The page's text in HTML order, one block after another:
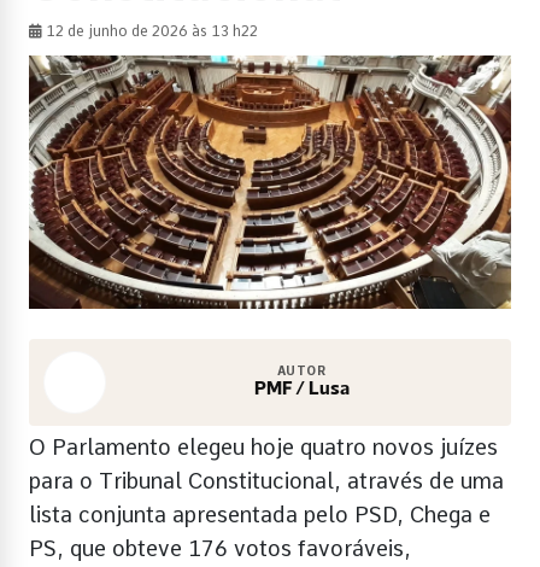
12 de junho de 2026 às 13 h22
AUTOR
PMF / Lusa
O Parlamento elegeu hoje quatro novos juízes
para o Tribunal Constitucional, através de uma
lista conjunta apresentada pelo PSD, Chega e
PS, que obteve 176 votos favoráveis,